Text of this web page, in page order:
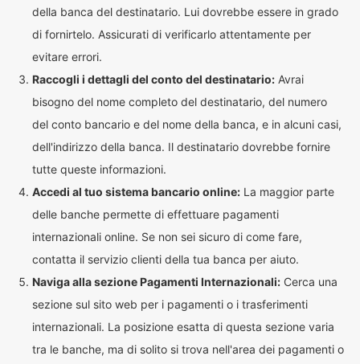
della banca del destinatario. Lui dovrebbe essere in grado
di fornirtelo. Assicurati di verificarlo attentamente per
evitare errori.
Raccogli i dettagli del conto del destinatario: Avrai
bisogno del nome completo del destinatario, del numero
del conto bancario e del nome della banca, e in alcuni casi,
dell'indirizzo della banca. Il destinatario dovrebbe fornire
tutte queste informazioni.
Accedi al tuo sistema bancario online: La maggior parte
delle banche permette di effettuare pagamenti
internazionali online. Se non sei sicuro di come fare,
contatta il servizio clienti della tua banca per aiuto.
Naviga alla sezione Pagamenti Internazionali: Cerca una
sezione sul sito web per i pagamenti o i trasferimenti
internazionali. La posizione esatta di questa sezione varia
tra le banche, ma di solito si trova nell'area dei pagamenti o